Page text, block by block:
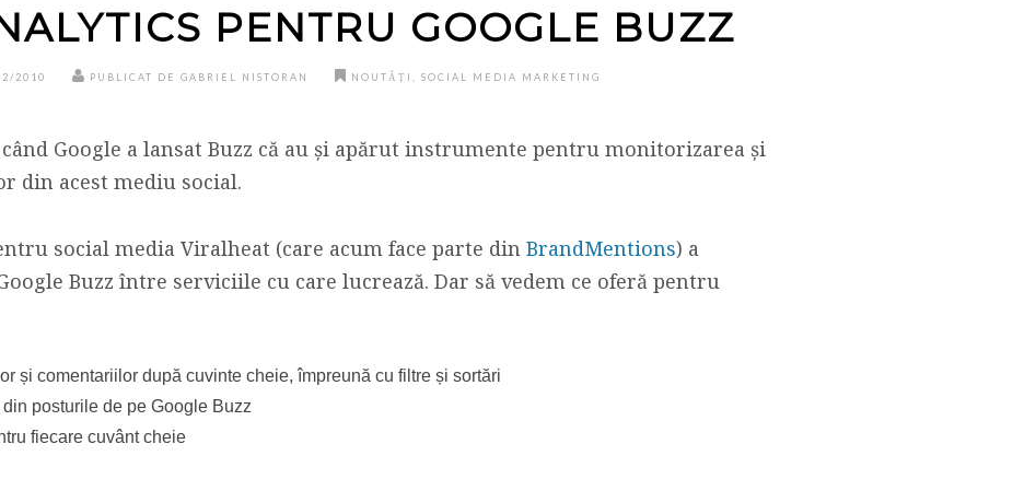
PENTRU GOOGLE BUZZ
2010 PUBLICAT DE GABRIEL NISTORAN NOUTĂȚI SOCIAL MEDIA MARKETING
Google a lansat Buzz că au și apărut instrumente pentru monitorizarea și
din acest mediu social.
social media Viralheat (care acum face parte din BrandMentions) a
Buzz între serviciile cu care lucrează. Dar să vedem ce oferă pentru
și comentariilor după cuvinte cheie, împreună cu filtre și sortări
posturile de pe Google Buzz
fiecare cuvânt cheie